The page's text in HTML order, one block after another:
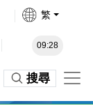
繁
09:28
搜尋